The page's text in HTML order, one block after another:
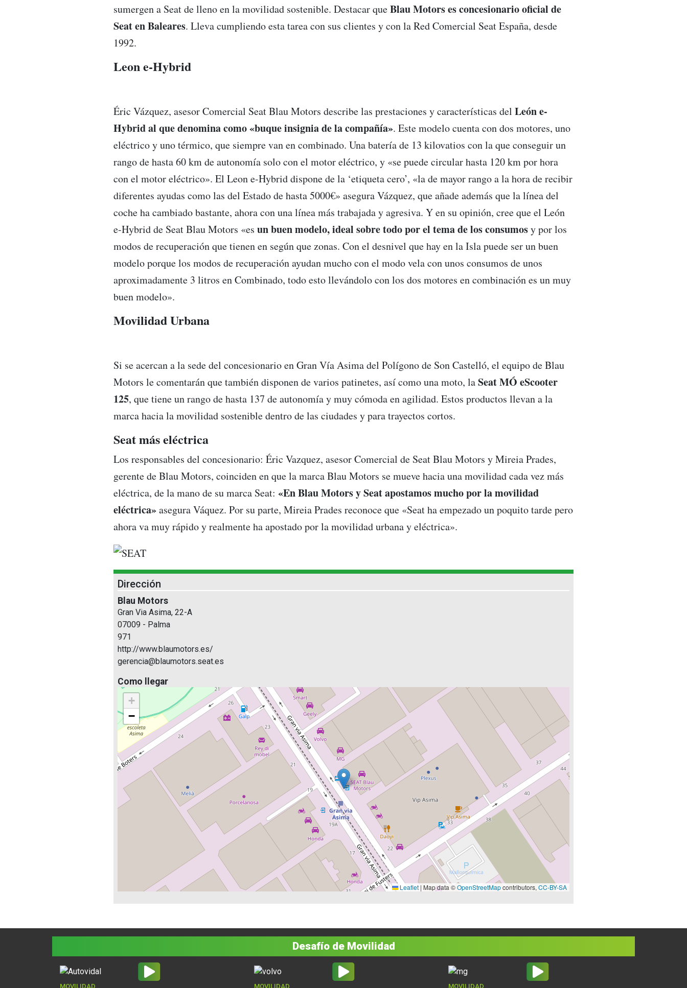
sumergen a Seat de lleno en la movilidad sostenible. Destacar queBlau Motors es concesionario oficial de
Seat en Baleares. Lleva cumpliendo esta tarea con sus clientes y con la Red Comercial Seat España, desde
1992.
Leon e-Hybrid
Éric Vázquez, asesor Comercial Seat Blau Motors describe las prestaciones y características del León e-
Hybrid al que denomina como «buque insignia de la compañía». Este modelo cuenta con dos motores, uno
eléctrico y uno térmico, que siempre van en combinado. Una batería de 13 kilovatios con la que conseguir un
rango de hasta 60 km de autonomía solo con el motor eléctrico, y «se puede circular hasta 120 km por hora
con el motor eléctrico». El Leon e-Hybrid dispone de la ‘etiqueta cero’, «la de mayor rango a la hora de recibir
diferentes ayudas como las del Estado de hasta 5000€» asegura Vázquez, que añade además que la línea del
coche ha cambiado bastante, ahora con una línea más trabajada y agresiva. Y en su opinión, cree que el León
e-Hybrid de Seat Blau Motors «es un buen modelo, ideal sobre todo por el tema de los consumosy por los
modos de recuperación que tienen en según que zonas. Con el desnivel que hay en la Isla puede ser un buen
modelo porque los modos de recuperación ayudan mucho con el modo vela con unos consumos de unos
aproximadamente 3 litros en Combinado, todo esto llevándolo con los dos motores en combinación es un muy
buen modelo».
Movilidad Urbana
Si se acercan a la sede del concesionario en Gran Vía Asima del Polígono de Son Castelló, el equipo de Blau
Motors le comentarán que también disponen de varios patinetes, así como una moto, laSeat MÓ eScooter
125, que tiene un rango de hasta 137 de autonomía y muy cómoda en agilidad. Estos productos llevan a la
marca hacia la movilidad sostenible dentro de las ciudades y para trayectos cortos.
Seat más eléctrica
Los responsables del concesionario: Éric Vazquez, asesor Comercial de Seat Blau Motors y Mireia Prades,
gerente de Blau Motors, coinciden en que la marca Blau Motors se mueve hacia una movilidad cada vez más
eléctrica, de la mano de su marca Seat: «En Blau Motors y Seat apostamos mucho por la movilidad
eléctrica»asegura Váquez. Por su parte, Mireia Prades reconoce que «Seat ha empezado un poquito tarde pero
ahora va muy rápido y realmente ha apostado por la movilidad urbana y eléctrica».
Dirección
Blau Motors
Gran Via Asima, 22-A
07009 - Palma
971
http://www.blaumotors.es/
gerencia@blaumotors.seat.es
Como llegar
+
−
Leaflet | Map data ©OpenStreetMapcontributors, CC-BY-SA
Desafío de Movilidad
MOVILIDAD MOVILIDAD MOVILIDAD